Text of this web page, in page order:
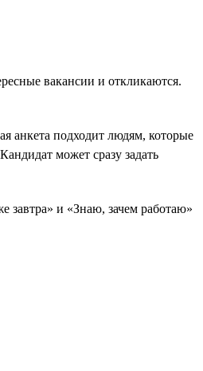
вакансии и откликаются.
анкета подходит людям, которые
может сразу задать
завтра» и «Знаю, зачем работаю»